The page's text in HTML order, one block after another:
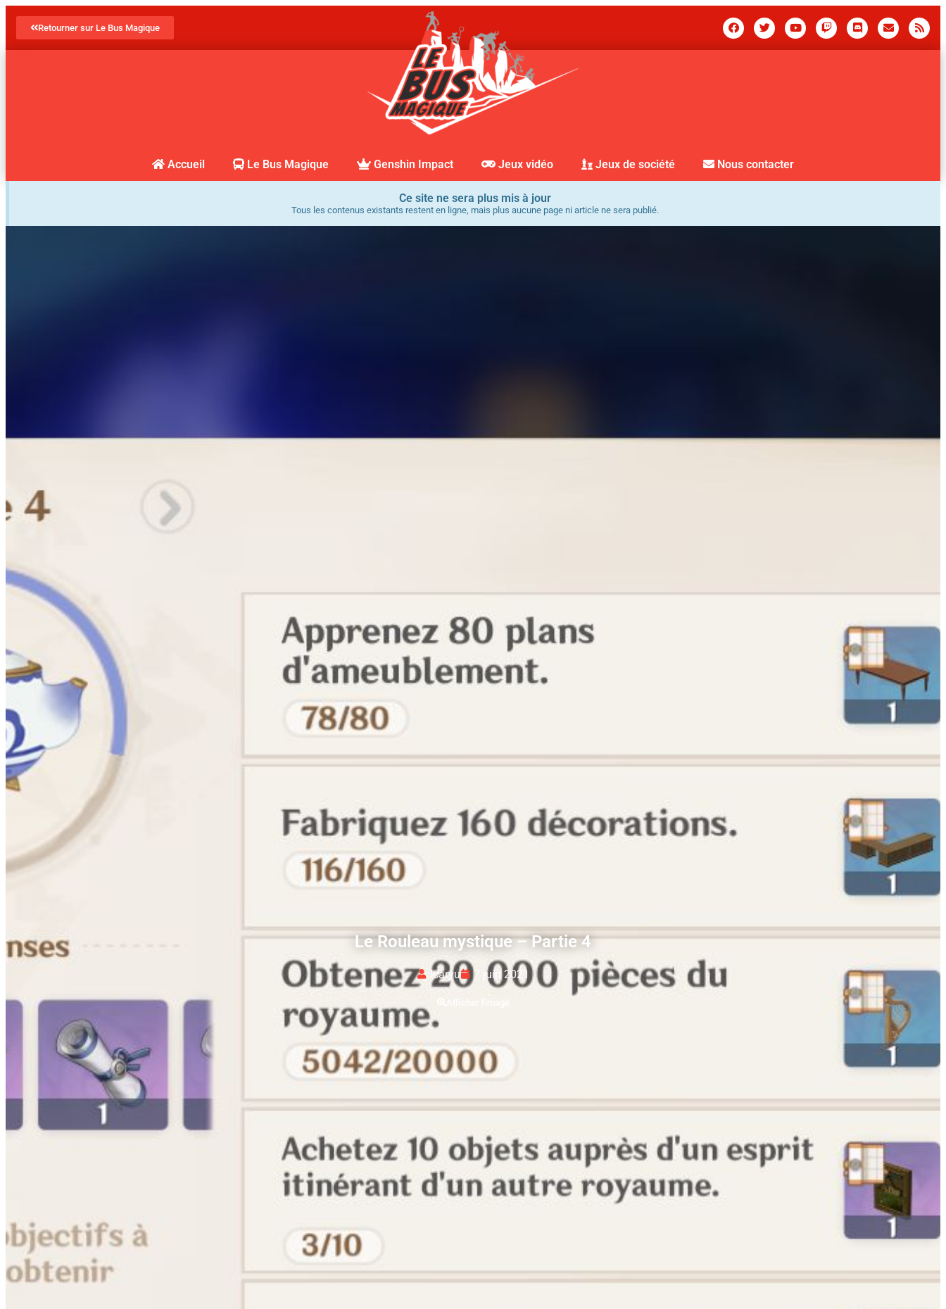
Retourner sur Le Bus Magique
Accueil Le Bus Magique Genshin Impact Jeux vidéo Jeux de société Nous contacter
Ce site ne sera plus mis à jour
Tous les contenus existants restent en ligne, mais plus aucune page ni article ne sera publié.
Le Rouleau mystique – Partie 4
Icaryu 7 juin 2021